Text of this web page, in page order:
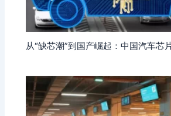
从“缺芯潮”到国产崛起：中国汽车芯